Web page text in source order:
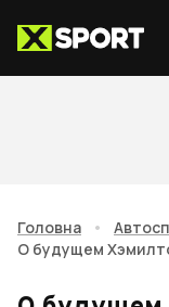
Головна •
О будущем